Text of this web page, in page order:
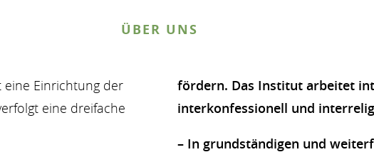
ÜBER UNS
eine Einrichtung der
eine dreifache
fördern. Das Institut arbeitet
interkonfessionell und
– In grundständigen und